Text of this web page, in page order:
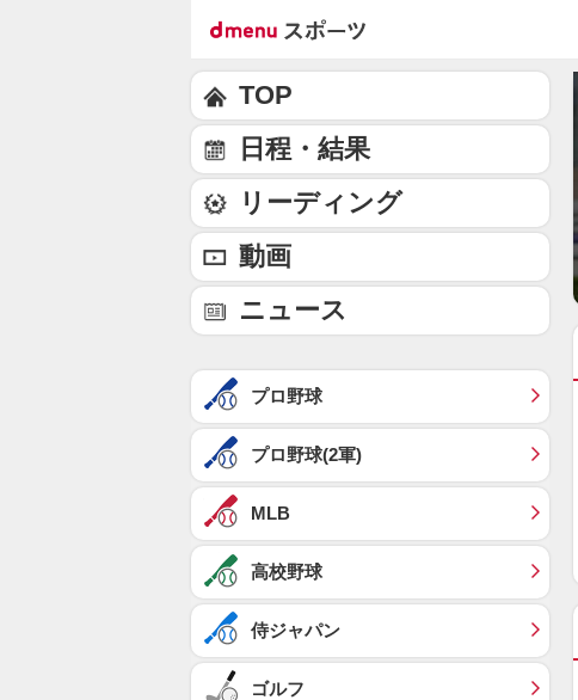
TOP
日程・結果
リーディング
動画
ニュース
プロ野球
プロ野球(2軍)
MLB
高校野球
侍ジャパン
ゴルフ